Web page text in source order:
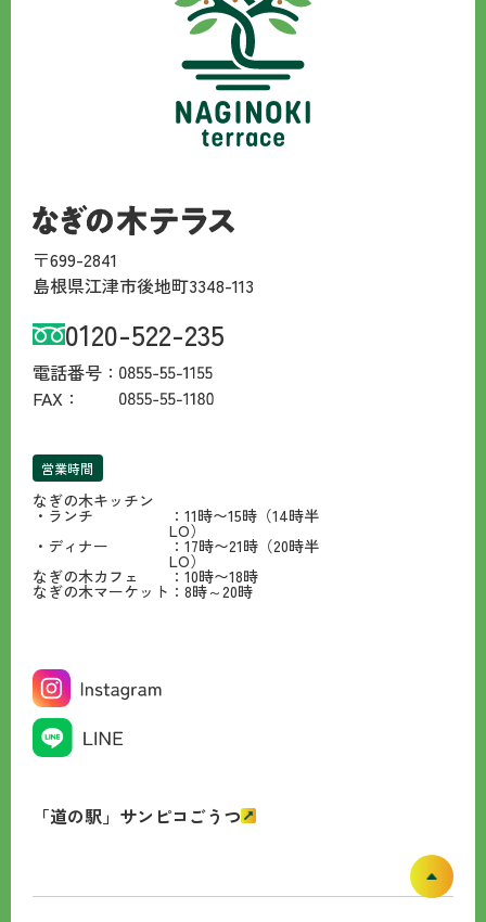
〒699-2841
島根県江津市後地町3348-113
0120-522-235
電話番号：
FAX：
営業時間
なぎの木キッチン
・ランチ ：11時〜15時（14時半
LO）
・ディナー ：17時〜21時（20時半
LO）
なぎの木カフェ ：10時〜18時
なぎの木マーケット ：8時～20時
「道の駅」サンピコごうつ